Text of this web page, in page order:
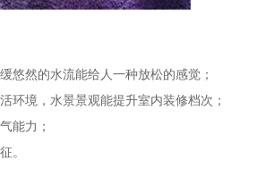
悠然的水流能给人一种放松的感觉；
环境，水景景观能提升室内装修档次；
能力；
。